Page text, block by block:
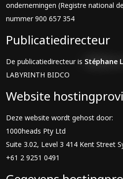
ondernemingen (Registre national
nummer 900 657 354
Publicatiedirecteur
De publicatiedirecteur is Stéphane
LABYRINTH BIDCO
Website
Deze website wordt gehost door:
1000heads Pty Ltd
Suite 3.02, Level 3 414 Kent Street
+61 2 9251 0491